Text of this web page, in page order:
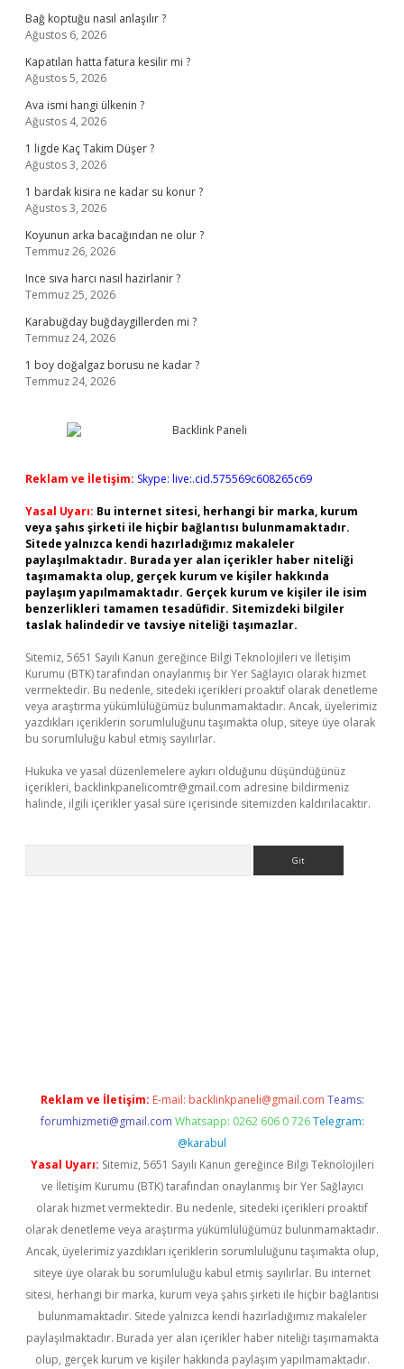
Bağ koptuğu nasıl anlaşılır ?
Ağustos 6, 2026
Kapatılan hatta fatura kesilir mi ?
Ağustos 5, 2026
Ava ismi hangi ülkenin ?
Ağustos 4, 2026
1 ligde Kaç Takim Düşer ?
Ağustos 3, 2026
1 bardak kisira ne kadar su konur ?
Ağustos 3, 2026
Koyunun arka bacağından ne olur ?
Temmuz 26, 2026
Ince sıva harcı nasıl hazirlanir ?
Temmuz 25, 2026
Karabuğday buğdaygillerden mi ?
Temmuz 24, 2026
1 boy doğalgaz borusu ne kadar ?
Temmuz 24, 2026
Reklam ve İletişim: Skype: live:.cid.575569c608265c69
Yasal Uyarı: Bu internet sitesi, herhangi bir marka, kurum
veya şahıs şirketi ile hiçbir bağlantısı bulunmamaktadır.
Sitede yalnızca kendi hazırladığımız makaleler
paylaşılmaktadır. Burada yer alan içerikler haber niteliği
taşımamakta olup, gerçek kurum ve kişiler hakkında
paylaşım yapılmamaktadır. Gerçek kurum ve kişiler ile isim
benzerlikleri tamamen tesadüfidir. Sitemizdeki bilgiler
taslak halindedir ve tavsiye niteliği taşımazlar.
Sitemiz, 5651 Sayılı Kanun gereğince Bilgi Teknolojileri ve İletişim
Kurumu (BTK) tarafından onaylanmış bir Yer Sağlayıcı olarak hizmet
vermektedir. Bu nedenle, sitedeki içerikleri proaktif olarak denetleme
veya araştırma yükümlülüğümüz bulunmamaktadır. Ancak, üyelerimiz
yazdıkları içeriklerin sorumluluğunu taşımakta olup, siteye üye olarak
bu sorumluluğu kabul etmiş sayılırlar.
Hukuka ve yasal düzenlemelere aykırı olduğunu düşündüğünüz
içerikleri, backlinkpanelicomtr@gmail.com adresine bildirmeniz
halinde, ilgili içerikler yasal süre içerisinde sitemizden kaldırılacaktır.
Reklam ve İletişim: E-mail: backlinkpaneli@gmail.com Teams:
forumhizmeti@gmail.com Whatsapp: 0262 606 0 726 Telegram:
@karabul
Yasal Uyarı: Sitemiz, 5651 Sayılı Kanun gereğince Bilgi Teknolojileri
ve İletişim Kurumu (BTK) tarafından onaylanmış bir Yer Sağlayıcı
olarak hizmet vermektedir. Bu nedenle, sitedeki içerikleri proaktif
olarak denetleme veya araştırma yükümlülüğümüz bulunmamaktadır.
Ancak, üyelerimiz yazdıkları içeriklerin sorumluluğunu taşımakta olup,
siteye üye olarak bu sorumluluğu kabul etmiş sayılırlar. Bu internet
sitesi, herhangi bir marka, kurum veya şahıs şirketi ile hiçbir bağlantısı
bulunmamaktadır. Sitede yalnızca kendi hazırladığımız makaleler
paylaşılmaktadır. Burada yer alan içerikler haber niteliği taşımamakta
olup, gerçek kurum ve kişiler hakkında paylaşım yapılmamaktadır.